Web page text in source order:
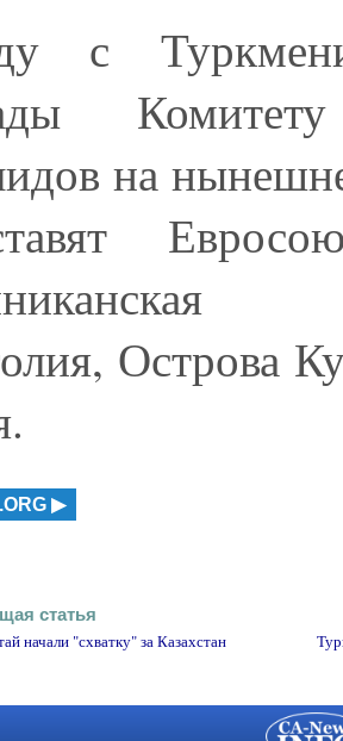
с
на
Острова
статья
начали "схватку" за Казахстан